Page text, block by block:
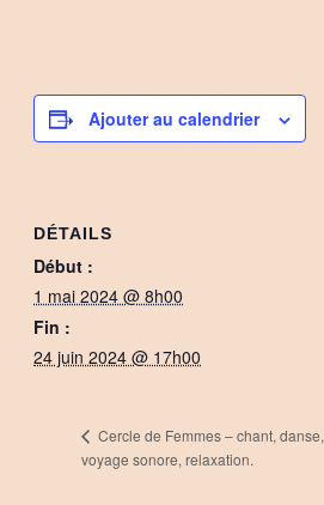
Ajouter au calendrier
DÉTAILS
Début :
1 mai 2024 @ 8h00
Fin :
24 juin 2024 @ 17h00
Cercle de Femmes – chant, danse,
voyage sonore, relaxation.